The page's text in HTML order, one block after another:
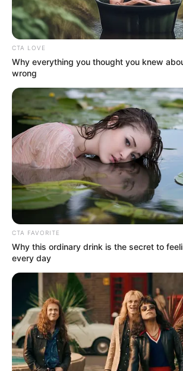
ΣΠΑΜΕ ΤΟ ΜΑΤΡΙΞ – ΤΟ ΒΙΒΛΙΟ
CTA LOVE
Why everything you thought you knew
wrong
CTA FAVORITE
Why this ordinary drink is the secret to
every day